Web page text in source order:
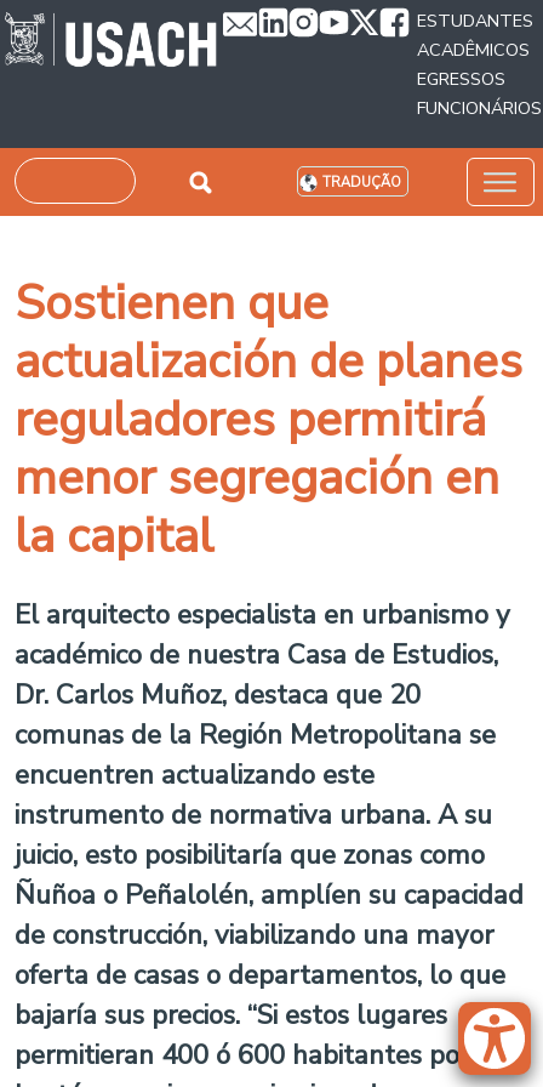
Passar para o conteúdo principal
ESTUDANTES
ACADÊMICOS
EGRESSOS
FUNCIONÁRIOS
Pesquisar TRADUÇÃO
Sostienen que
actualización de planes
reguladores permitirá
menor segregación en
la capital
El arquitecto especialista en urbanismo y
académico de nuestra Casa de Estudios,
Dr. Carlos Muñoz, destaca que 20
comunas de la Región Metropolitana se
encuentren actualizando este
instrumento de normativa urbana. A su
juicio, esto posibilitaría que zonas como
Ñuñoa o Peñalolén, amplíen su capacidad
de construcción, viabilizando una mayor
oferta de casas o departamentos, lo que
bajaría sus precios. “Si estos lugares
permitieran 400 ó 600 habitantes por